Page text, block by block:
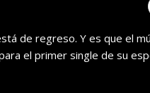
de regreso. Y es que el
el primer single de su